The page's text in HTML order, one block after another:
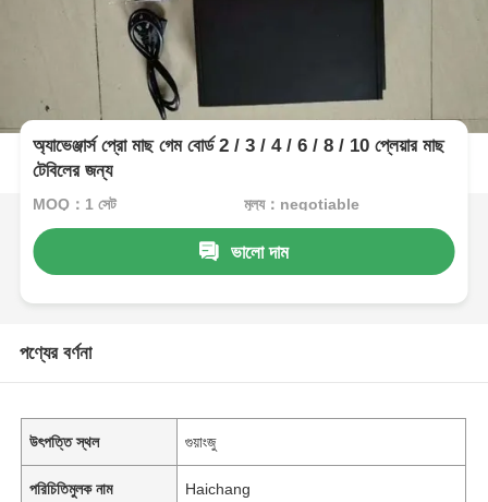
অ্যাভেঞ্জার্স প্রো মাছ গেম বোর্ড 2 / 3 / 4 / 6 / 8 / 10 প্লেয়ার মাছ
টেবিলের জন্য
MOQ：1 সেট মূল্য：negotiable
ভালো দাম
পণ্যের বর্ণনা
উৎপত্তি স্থল গুয়াংজু
পরিচিতিমুলক নাম Haichang